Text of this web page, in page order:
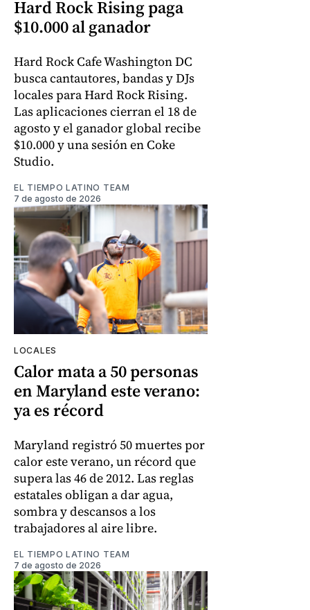
Hard Rock Rising paga
$10.000 al ganador
Hard Rock Cafe Washington DC
busca cantautores, bandas y DJs
locales para Hard Rock Rising.
Las aplicaciones cierran el 18 de
agosto y el ganador global recibe
$10.000 y una sesión en Coke
Studio.
EL TIEMPO LATINO TEAM
7 de agosto de 2026
LOCALES
Calor mata a 50 personas
en Maryland este verano:
ya es récord
Maryland registró 50 muertes por
calor este verano, un récord que
supera las 46 de 2012. Las reglas
estatales obligan a dar agua,
sombra y descansos a los
trabajadores al aire libre.
EL TIEMPO LATINO TEAM
7 de agosto de 2026